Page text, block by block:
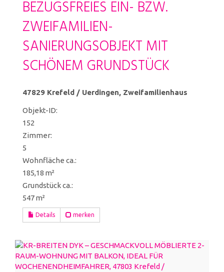
BEZUGSFREIES EIN- BZW.
ZWEIFAMILIEN-
SANIERUNGSOBJEKT MIT
SCHÖNEM GRUNDSTÜCK
47829 Krefeld / Uerdingen, Zweifamilienhaus
Objekt-ID:
152
Zimmer:
5
Wohnfläche ca.:
185,18 m²
Grund­stück ca.:
547 m²
Details merken